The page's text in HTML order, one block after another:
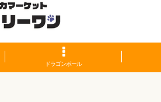
ドラゴンボール